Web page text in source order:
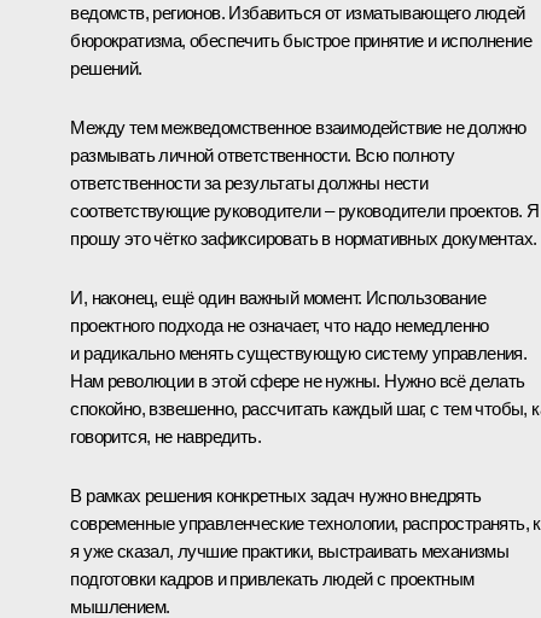
ведомств, регионов. Избавиться от изматывающего людей
бюрократизма, обеспечить быстрое принятие и исполнение
решений.
Между тем межведомственное взаимодействие не должно
размывать личной ответственности. Всю полноту
ответственности за результаты должны нести
соответствующие руководители – руководители проектов. Я
прошу это чётко зафиксировать в нормативных документах.
И, наконец, ещё один важный момент. Использование
проектного подхода не означает, что надо немедленно
и радикально менять существующую систему управления.
Нам революции в этой сфере не нужны. Нужно всё делать
спокойно, взвешенно, рассчитать каждый шаг, с тем чтобы,
говорится, не навредить.
В рамках решения конкретных задач нужно внедрять
современные управленческие технологии, распространять,
я уже сказал, лучшие практики, выстраивать механизмы
подготовки кадров и привлекать людей с проектным
мышлением.